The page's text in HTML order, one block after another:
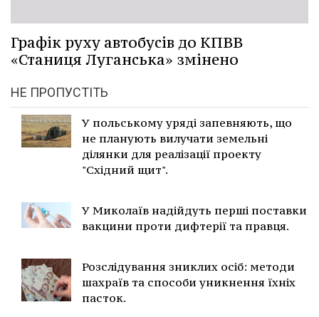
Графік руху автобусів до КПВВ
«Станиця Луганська» змінено
НЕ ПРОПУСТІТЬ
У польському уряді запевняють, що
не планують вилучати земельні
ділянки для реалізації проекту
"Східний щит".
У Миколаїв надійдуть перші поставки
вакцини проти дифтерії та правця.
Розслідування зниклих осіб: методи
шахраїв та способи уникнення їхніх
пасток.